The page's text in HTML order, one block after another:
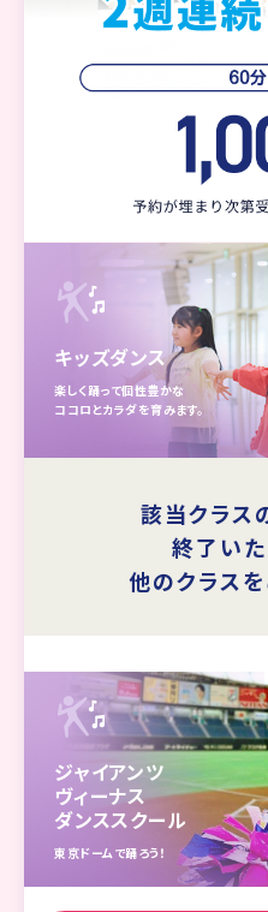
キッズダンス
楽しく踊って個性豊かな
ココロとカラダを育みます。
該当クラス
終了いた
他のクラスを
ジャイアンツ
ヴィーナス
ダンススクール
東京ドームで踊ろう！